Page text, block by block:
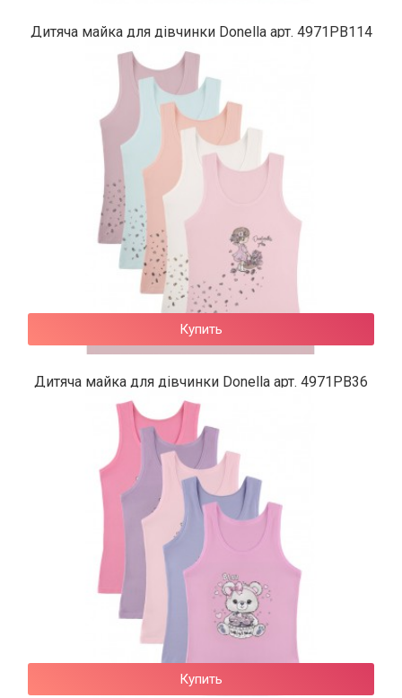
Дитяча майка для дівчинки Donella арт. 4971PB114
156 грн.
Купить
Дитяча майка для дівчинки Donella арт. 4971PB36
125 грн.
Купить